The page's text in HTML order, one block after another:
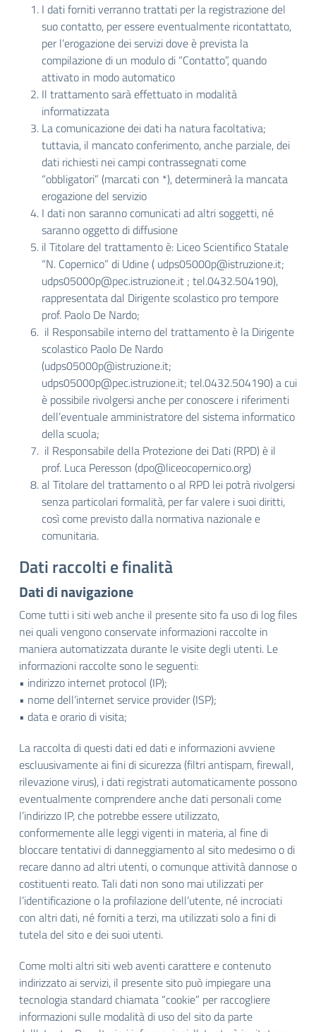
I dati forniti verranno trattati per la registrazione del
suo contatto, per essere eventualmente ricontattato,
per l’erogazione dei servizi dove è prevista la
compilazione di un modulo di “Contatto”, quando
attivato in modo automatico
Il trattamento sarà effettuato in modalità
informatizzata
La comunicazione dei dati ha natura facoltativa;
tuttavia, il mancato conferimento, anche parziale, dei
dati richiesti nei campi contrassegnati come
“obbligatori” (marcati con *), determinerà la mancata
erogazione del servizio
I dati non saranno comunicati ad altri soggetti, né
saranno oggetto di diffusione
il Titolare del trattamento è: Liceo Scientifico Statale
“N. Copernico” di Udine ( udps05000p@istruzione.it;
udps05000p@pec.istruzione.it ; tel.0432.504190),
rappresentata dal Dirigente scolastico pro tempore
prof. Paolo De Nardo;
il Responsabile interno del trattamento è la Dirigente
scolastico Paolo De Nardo
(udps05000p@istruzione.it;
udps05000p@pec.istruzione.it; tel.0432.504190) a cui
è possibile rivolgersi anche per conoscere i riferimenti
dell’eventuale amministratore del sistema informatico
della scuola;
il Responsabile della Protezione dei Dati (RPD) è il
prof. Luca Peresson (dpo@liceocopernico.org)
al Titolare del trattamento o al RPD lei potrà rivolgersi
senza particolari formalità, per far valere i suoi diritti,
così come previsto dalla normativa nazionale e
comunitaria.
Dati raccolti e finalità
Dati di navigazione
Come tutti i siti web anche il presente sito fa uso di log files
nei quali vengono conservate informazioni raccolte in
maniera automatizzata durante le visite degli utenti. Le
informazioni raccolte sono le seguenti:
• indirizzo internet protocol (IP);
• nome dell’internet service provider (ISP);
• data e orario di visita;
La raccolta di questi dati ed dati e informazioni avviene
escluusivamente ai fini di sicurezza (filtri antispam, firewall,
rilevazione virus), i dati registrati automaticamente possono
eventualmente comprendere anche dati personali come
l’indirizzo IP, che potrebbe essere utilizzato,
conformemente alle leggi vigenti in materia, al fine di
bloccare tentativi di danneggiamento al sito medesimo o di
recare danno ad altri utenti, o comunque attività dannose o
costituenti reato. Tali dati non sono mai utilizzati per
l’identificazione o la profilazione dell’utente, né incrociati
con altri dati, né forniti a terzi, ma utilizzati solo a fini di
tutela del sito e dei suoi utenti.
Come molti altri siti web aventi carattere e contenuto
indirizzato ai servizi, il presente sito può impiegare una
tecnologia standard chiamata “cookie” per raccogliere
informazioni sulle modalità di uso del sito da parte